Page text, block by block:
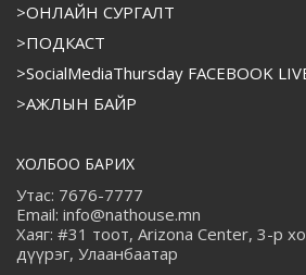
>ОНЛАЙН СУРГАЛТ
>ПОДКАСТ
>SocialMediaThursday FACEBOOK
>АЖЛЫН БАЙР
ХОЛБОО БАРИХ
Утас: 7676-7777
Email: info@nathouse.mn
Хаяг: #31 тоот, Arizona Center, 3-р
дүүрэг, Улаанбаатар